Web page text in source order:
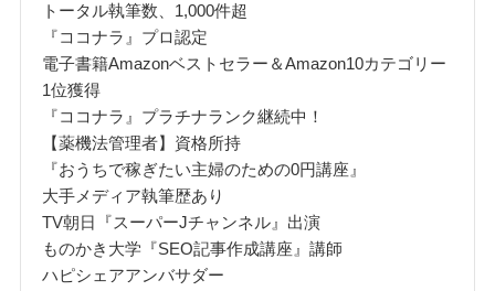
トータル執筆数、1,000件超
『ココナラ』プロ認定
電子書籍Amazonベストセラー＆Amazon10カテゴリー
1位獲得
『ココナラ』プラチナランク継続中！
【薬機法管理者】資格所持
『おうちで稼ぎたい主婦のための0円講座』
大手メディア執筆歴あり
TV朝日『スーパーJチャンネル』出演
ものかき大学『SEO記事作成講座』講師
ハピシェアアンバサダー